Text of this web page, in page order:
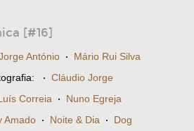
[#16]
António · Mário Rui Silva
· Cláudio Jorge
Correia · Nuno Egreja
Amado · Noite & Dia · Dog